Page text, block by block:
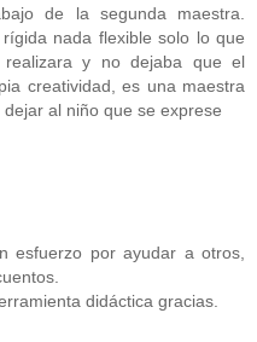
de la segunda maestra.
nada flexible solo lo que
y no dejaba que el
creatividad, es una maestra
al niño que se exprese
esfuerzo por ayudar a otros,
didáctica gracias.